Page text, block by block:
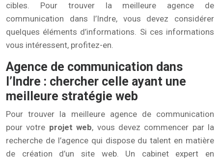
cibles. Pour trouver la meilleure agence de
communication dans l’Indre, vous devez considérer
quelques éléments d’informations. Si ces informations
vous intéressent, profitez-en.
Agence de communication dans
l’Indre : chercher celle ayant une
meilleure stratégie web
Pour trouver la meilleure agence de communication
pour votre projet web, vous devez commencer par la
recherche de l’agence qui dispose du talent en matière
de création d’un site web. Un cabinet expert en